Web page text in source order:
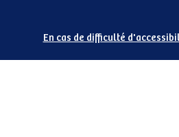
En cas de difficulté